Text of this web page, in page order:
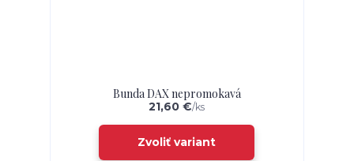
Bunda DAX nepromokavá
21,60 €/ks
Zvoliť variant